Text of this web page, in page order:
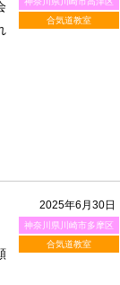
合気道教室
2025年6月30日
神奈川県川崎市多摩区
合気道教室